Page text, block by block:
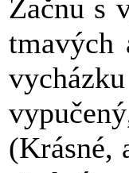
Začnu s
tmavých
(Krásné,